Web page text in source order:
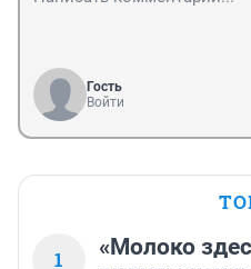
Гость
Войти
1
«Молоко